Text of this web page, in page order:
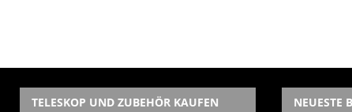
TELESKOP UND ZUBEHÖR KAUFEN NEUESTE